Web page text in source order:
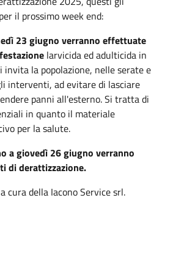
il prossimo week end:
23 giugno verranno effettuate
larvicida ed adulticida in
la popolazione, nelle serate e
interventi, ad evitare di lasciare
panni all'esterno. Si tratta di
in quanto il materiale
per la salute.
a giovedì 26 giugno verranno
di derattizzazione.
cura della Iacono Service srl.